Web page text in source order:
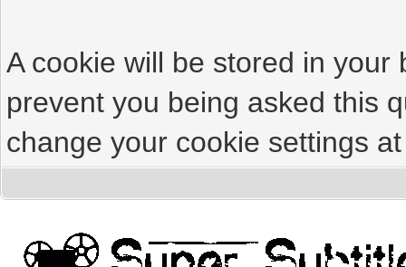
A cookie will be stored in
prevent you being asked this
change your cookie settings